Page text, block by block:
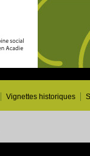
Vignettes historiques